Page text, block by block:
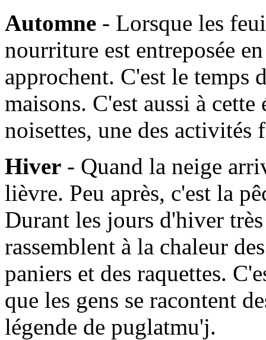
Automne - Lorsque les
nourriture est entreposée
approchent. C'est le temps
maisons. C'est aussi à
noisettes, une des
Hiver - Quand la neige
lièvre. Peu après, c'est la
Durant les jours d'hiver
rassemblent à la chaleur
paniers et des raquettes.
que les gens se racontent
légende de puglatmu'j.